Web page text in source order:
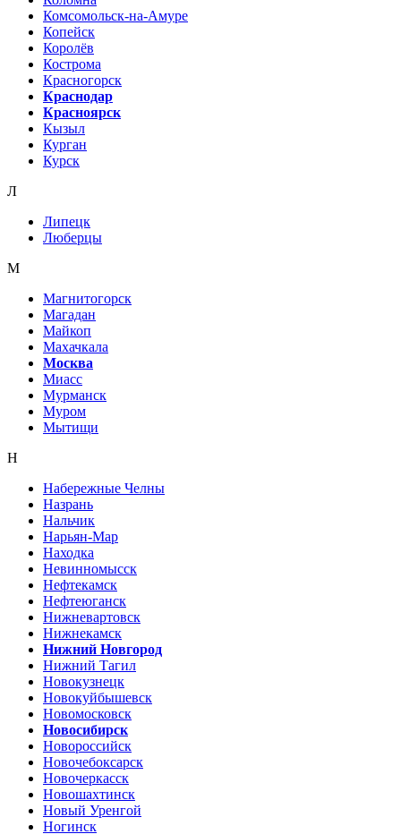
Комсомольск-на-Амуре
Копейск
Королёв
Кострома
Красногорск
Краснодар
Красноярск
Кызыл
Курган
Курск
Л
Липецк
Люберцы
М
Магнитогорск
Магадан
Майкоп
Махачкала
Москва
Миасс
Мурманск
Муром
Мытищи
Н
Набережные Челны
Назрань
Нальчик
Нарьян-Мар
Находка
Невинномысск
Нефтекамск
Нефтеюганск
Нижневартовск
Нижнекамск
Нижний Новгород
Нижний Тагил
Новокузнецк
Новокуйбышевск
Новомосковск
Новосибирск
Новороссийск
Новочебоксарск
Новочеркасск
Новошахтинск
Новый Уренгой
Ногинск